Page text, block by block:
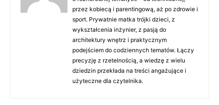
przez kobiecą i parentingową, aż po zdrowie i
sport. Prywatnie matka trójki dzieci, z
wykształcenia inżynier, z pasją do
architektury wnętrz i praktycznym
podejściem do codziennych tematów. Łączy
precyzję z rzetelnością, a wiedzę z wielu
dziedzin przekłada na treści angażujące i
użyteczne dla czytelnika.